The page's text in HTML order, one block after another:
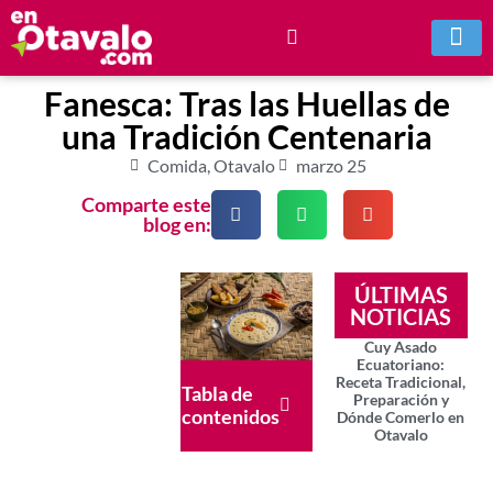
Fanesca: Tras las Huellas de
una Tradición Centenaria
Comida,Otavalo marzo 25
Comparte este
blog en:
Tabla de
contenidos
ÚLTIMAS
NOTICIAS
Cuy Asado
Ecuatoriano:
Receta Tradicional,
Preparación y
Dónde Comerlo en
Otavalo